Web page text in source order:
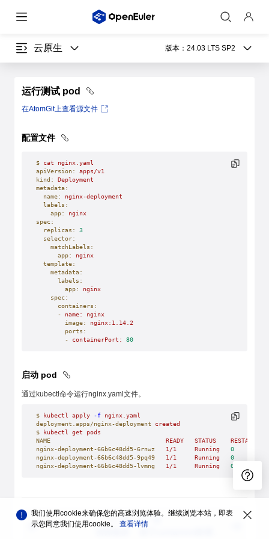
云原生 版本： 24.03 LTS SP2
运行测试 pod
在AtomGit上查看源文件
配置文件
$ cat nginx.yaml
apiVersion:
apps/v1
kind:
Deployment
metadata:
  name:
nginx-deployment
  labels:
    app:
nginx
spec:
  replicas:
3
  selector:
    matchLabels:
      app:
nginx
  template:
    metadata:
      labels:
        app:
nginx
    spec:
      containers:
      -
name:
nginx
        image:
nginx:1.14.2
        ports:
        -
containerPort: 80
启动 pod
通过kubectl命令运行nginx.yaml文件。
$ kubectl apply -f nginx.yaml
deployment.apps/nginx-deployment created
$ kubectl get pods
NAME
                                READY
   STATUS
    RESTARTS
nginx-deployment-66b6c48dd5-6rnwz
   1/1
     Running
   0
nginx-deployment-66b6c48dd5-9pq49
   1/1
     Running
   0
nginx-deployment-66b6c48dd5-lvmng
   1/1
     Running
   0
上一篇 下一篇
我们使用cookie来确保您的高速浏览体验。继续浏览本站，即表
示您同意我们使用cookie。 查看详情